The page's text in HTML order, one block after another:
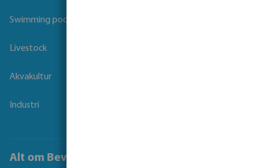
Swimming pool
Livestock
Akvakultur
Industri
Alt om Bevo